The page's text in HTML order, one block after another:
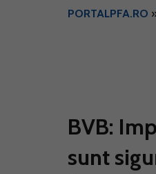
PORTALPFA.RO
BVB:
sunt